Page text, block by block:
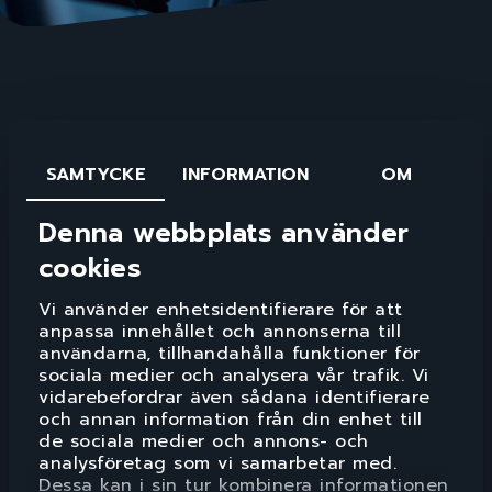
SAMTYCKE INFORMATION OM
Denna webbplats använder
cookies
Vi använder enhetsidentifierare för att
anpassa innehållet och annonserna till
användarna, tillhandahålla funktioner för
sociala medier och analysera vår trafik. Vi
vidarebefordrar även sådana identifierare
och annan information från din enhet till
de sociala medier och annons- och
analysföretag som vi samarbetar med.
Dessa kan i sin tur kombinera informationen
Nordic Auto El AB
MALMÖ/ARLÖV
ÖPPETTIDER
Måndag - Fredag: 08:00 - 17:00
Lunchstängt mellan 12:00 - 13:00
Virvelvägen 5
232 36 Arlöv
SWEDEN